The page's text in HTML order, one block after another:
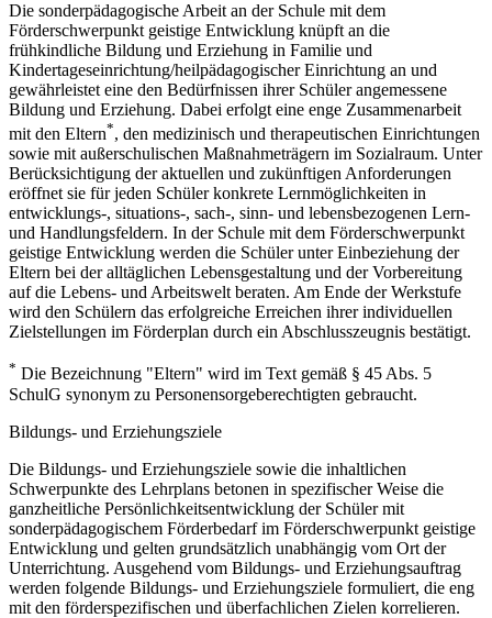
Die sonderpädagogische Arbeit an der Schule mit dem
Förderschwerpunkt geistige Entwicklung knüpft an die
frühkindliche Bildung und Erziehung in Familie und
Kindertageseinrichtung/heilpädagogischer Einrichtung an und
gewährleistet eine den Bedürfnissen ihrer Schüler angemessene
Bildung und Erziehung. Dabei erfolgt eine enge Zusammenarbeit
mit den Eltern*, den medizinisch und therapeutischen Einrichtungen
sowie mit außerschulischen Maßnahmeträgern im Sozialraum. Unter
Berücksichtigung der aktuellen und zukünftigen Anforderungen
eröffnet sie für jeden Schüler konkrete Lernmöglichkeiten in
entwicklungs-, situations-, sach-, sinn- und lebensbezogenen Lern-
und Handlungsfeldern. In der Schule mit dem Förderschwerpunkt
geistige Entwicklung werden die Schüler unter Einbeziehung der
Eltern bei der alltäglichen Lebensgestaltung und der Vorbereitung
auf die Lebens- und Arbeitswelt beraten. Am Ende der Werkstufe
wird den Schülern das erfolgreiche Erreichen ihrer individuellen
Zielstellungen im Förderplan durch ein Abschlusszeugnis bestätigt.
* Die Bezeichnung "Eltern" wird im Text gemäß § 45 Abs. 5
SchulG synonym zu Personensorgeberechtigten gebraucht.
Bildungs- und Erziehungsziele
Die Bildungs- und Erziehungsziele sowie die inhaltlichen
Schwerpunkte des Lehrplans betonen in spezifischer Weise die
ganzheitliche Persönlichkeitsentwicklung der Schüler mit
sonderpädagogischem Förderbedarf im Förderschwerpunkt geistige
Entwicklung und gelten grundsätzlich unabhängig vom Ort der
Unterrichtung. Ausgehend vom Bildungs- und Erziehungsauftrag
werden folgende Bildungs- und Erziehungsziele formuliert, die eng
mit den förderspezifischen und überfachlichen Zielen korrelieren.